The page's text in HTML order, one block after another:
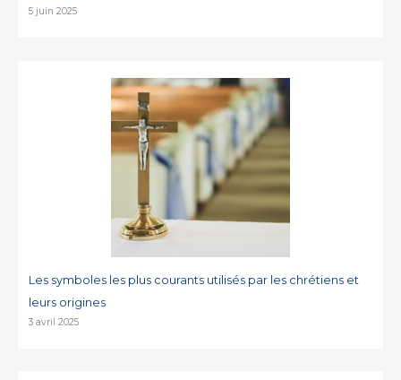
5 juin 2025
Les symboles les plus courants utilisés par les chrétiens et
leurs origines
3 avril 2025